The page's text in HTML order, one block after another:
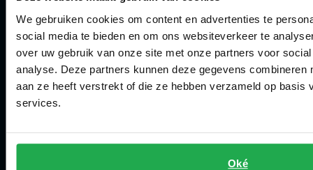
We gebruiken cookies om content en advertenties te
social media te bieden en om ons websiteverkeer te
over uw gebruik van onze site met onze partners voor
analyse. Deze partners kunnen deze gegevens combineren
aan ze heeft verstrekt of die ze hebben verzameld op basis
services.
Oké
Actievoorwaarden
Artikelonderhoud
Winkel